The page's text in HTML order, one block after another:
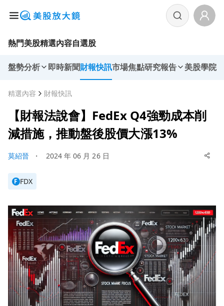
熱門美股精選內容自選股
盤勢分析 即時新聞財報快訊市場焦點研究報告 美股學院
精選內容 財報快訊
【財報法說會】FedEx Q4強勁成本削
減措施，推動盤後股價大漲13%
莫紹晉 ・ 2024 年 06 月 26 日
F FDX